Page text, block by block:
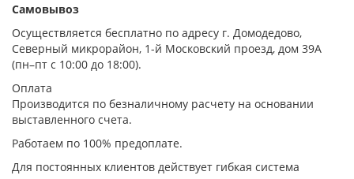
Самовывоз
Осуществляется бесплатно по адресу г. Домодедово,
Северный микрорайон, 1-й Московский проезд, дом 39А
(пн–пт с 10:00 до 18:00).
Оплата
Производится по безналичному расчету на основании
выставленного счета.
Работаем по 100% предоплате.
Для постоянных клиентов действует гибкая система